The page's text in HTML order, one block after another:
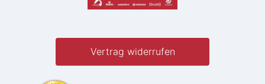
Vertrag widerrufen